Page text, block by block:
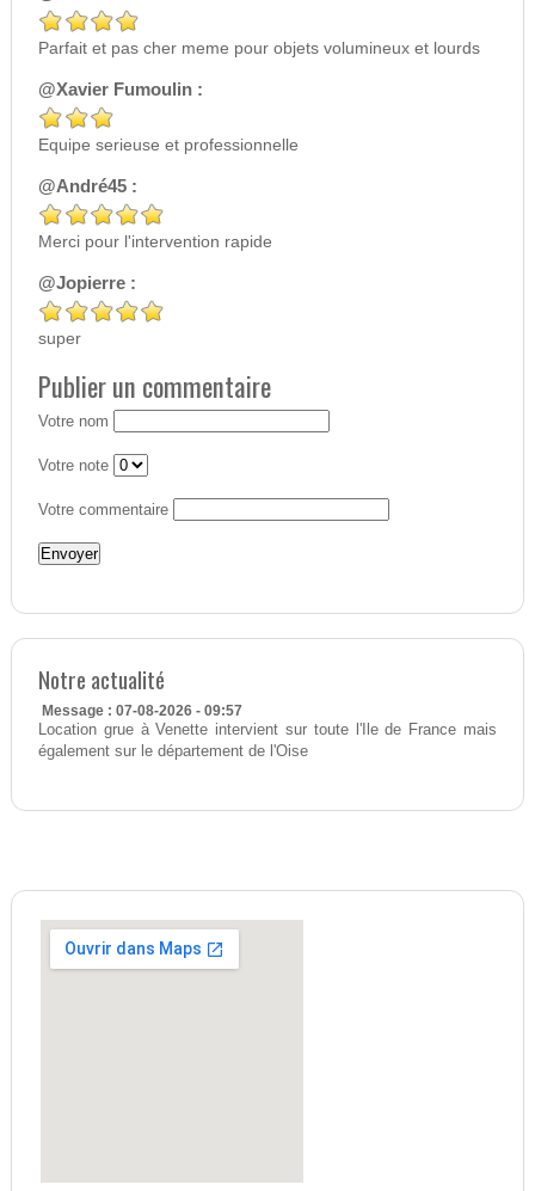
Parfait et pas cher meme pour objets volumineux et lourds
@Xavier Fumoulin :
Equipe serieuse et professionnelle
@André45 :
Merci pour l'intervention rapide
@Jopierre :
super
Publier un commentaire
Votre nom
Votre note
Votre commentaire
Notre actualité
Message : 07-08-2026 - 09:57
Location grue à Venette intervient sur toute l'Ile de France mais
également sur le département de l'Oise